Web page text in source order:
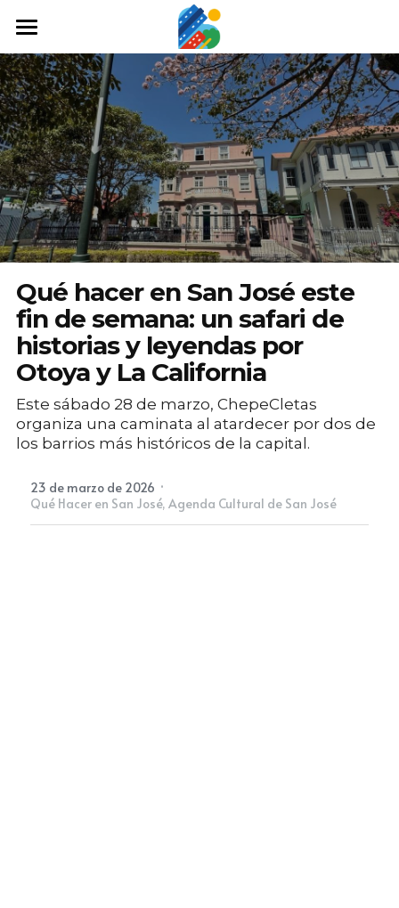
Home
Qué hacer
Arte y cultura
Cine y TV
Comida y tragos
Tours desde San José
Museos
Buscar
Newsletter
Qué hacer en San José este
fin de semana: un safari de
historias y leyendas por
Otoya y La California
Este sábado 28 de marzo, ChepeCletas
organiza una caminata al atardecer por dos de
los barrios más históricos de la capital.
23 de marzo de 2026 ·
Qué Hacer en San José, Agenda Cultural de San José